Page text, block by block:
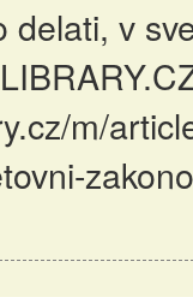
delati, v
m/